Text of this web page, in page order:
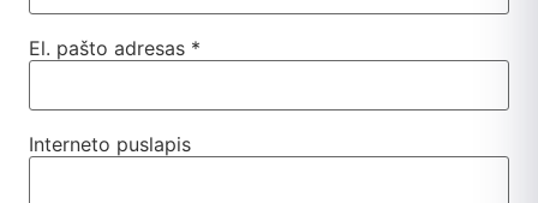
El. pašto adresas *
Interneto puslapis